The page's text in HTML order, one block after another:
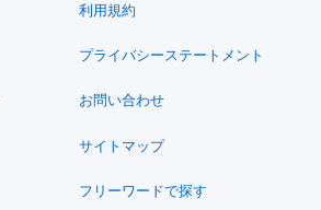
利用規約
プライバシーステートメント
お問い合わせ
サイトマップ
フリーワードで探す